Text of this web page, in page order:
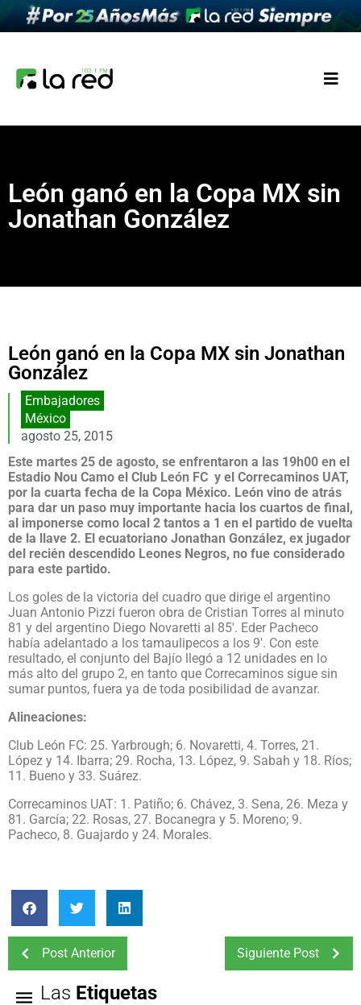
León ganó en la Copa MX sin
Jonathan González
León ganó en la Copa MX sin Jonathan
González
Embajadores
México
agosto 25, 2015
Este martes 25 de agosto, se enfrentaron a las 19h00 en el
Estadio Nou Camo el Club León FC y el Correcaminos UAT,
por la cuarta fecha de la Copa México. León vino de atrás
para dar un paso muy importante hacia los cuartos de final,
al imponerse como local 2 tantos a 1 en el partido de vuelta
de la llave 2. El ecuatoriano Jonathan González, ex jugador
del recién descendido Leones Negros, no fue considerado
para este partido.
Los goles de la victoria del cuadro que dirige el argentino
Juan Antonio Pizzi fueron obra de Cristian Torres al minuto
81 y del argentino Diego Novaretti al 85′. Eder Pacheco
había adelantado a los tamaulipecos a los 9′. Con este
resultado, el conjunto del Bajío llegó a 12 unidades en lo
más alto del grupo 2, en tanto que Correcaminos sigue sin
sumar puntos, fuera ya de toda posibilidad de avanzar.
Alineaciones:
Club León FC: 25. Yarbrough; 6. Novaretti, 4. Torres, 21.
López y 14. Ibarra; 29. Rocha, 13. López, 9. Sabah y 18. Ríos;
11. Bueno y 33. Suárez.
Correcaminos UAT: 1. Patiño; 6. Chávez, 3. Sena, 26. Meza y
81. García; 22. Rosas, 27. Bocanegra y 5. Moreno; 9.
Pacheco, 8. Guajardo y 24. Morales.
Post Anterior Siguiente Post
Las Etiquetas